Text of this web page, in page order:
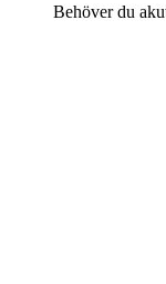
Behöver du